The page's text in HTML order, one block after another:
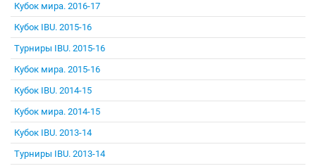
Кубок мира. 2016-17
Кубок IBU. 2015-16
Турниры IBU. 2015-16
Кубок мира. 2015-16
Кубок IBU. 2014-15
Кубок мира. 2014-15
Кубок IBU. 2013-14
Турниры IBU. 2013-14